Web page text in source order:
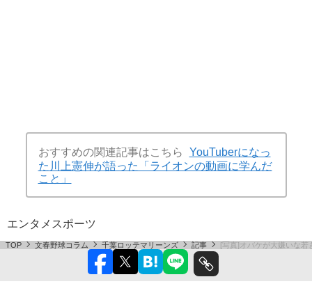
おすすめの関連記事はこちら
YouTuberになっ
た川上憲伸が語った「ライオンの動画に学んだ
こと」
エンタメ スポーツ
TOP 文春野球コラム 千葉ロッテマリーンズ 記事 [写真]オバケが大嫌いな